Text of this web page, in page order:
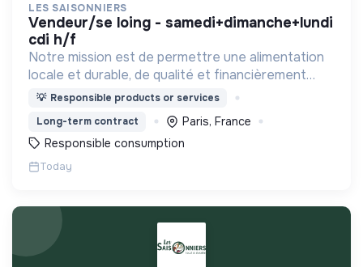
LES SAISONNIERS
vendeur/se loing - samedi+dimanche+lundi
cdi h/f
Notre mission est de permettre une alimentation
locale et durable, de qualité et financièrement
abordable.
💡 Responsible products or services
Long-term contract
Paris, France
Responsible consumption
Today